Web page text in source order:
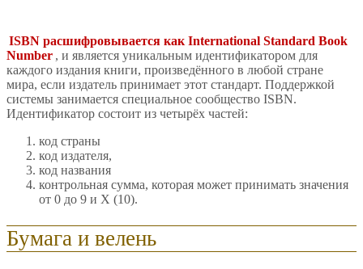
ISBN расшифровывается как International Standard Book
Number , и является уникальным идентификатором для
каждого издания книги, произведённого в любой стране
мира, если издатель принимает этот стандарт. Поддержкой
системы занимается специальное сообщество ISBN.
Идентификатор состоит из четырёх частей:
код страны
код издателя,
код названия
контрольная сумма, которая может принимать значения
от 0 до 9 и X (10).
Бумага и велень